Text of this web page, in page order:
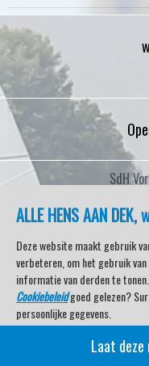
ALLE HENS AAN
Deze website maakt gebruik
verbeteren, om het gebruik
informatie van derden te
Cookiebeleidgoed gelezen?
persoonlijke gegevens.
Veel kijkplezier metLaat
SdH